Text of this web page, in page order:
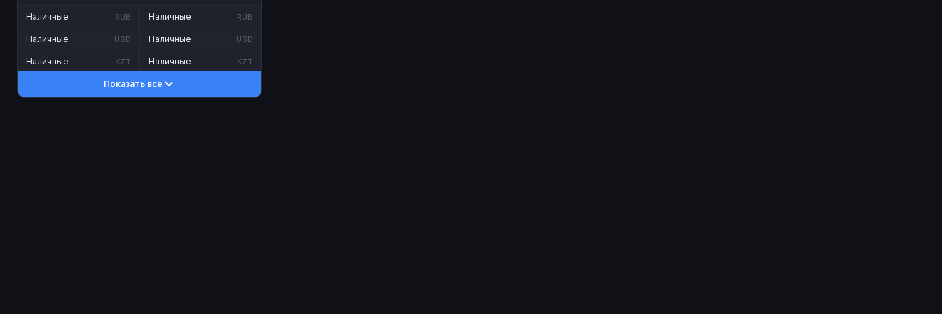
Наличные RUB
Наличные USD
Наличные KZT
Наличные RUB
Наличные USD
Наличные KZT
Показать все